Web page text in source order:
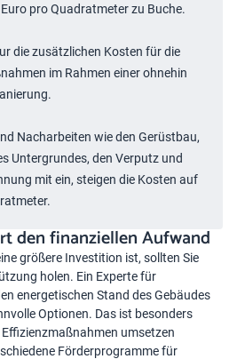
pro Quadratmeter zu Buche.
die zusätzlichen Kosten für die
im Rahmen einer ohnehin
Nacharbeiten wie den Gerüstbau,
Untergrundes, den Verputz und
mit ein, steigen die Kosten auf
den finanziellen Aufwand
größere Investition ist, sollten Sie
holen. Ein Experte für
energetischen Stand des Gebäudes
Optionen. Das ist besonders
umsetzen
Förderprogramme für